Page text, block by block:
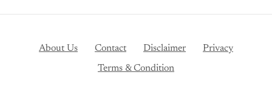
About Us Contact Disclaimer Privacy
Terms & Condition